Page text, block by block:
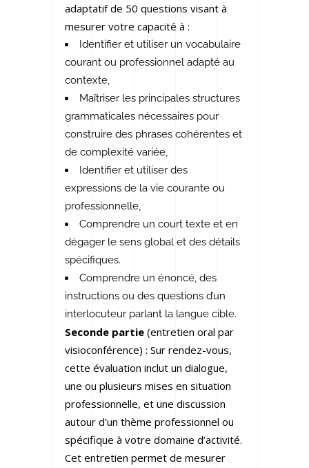
adaptatif de 50 questions visant à
mesurer votre capacité à :
Identifier et utiliser un vocabulaire
courant ou professionnel adapté au
contexte,
Maîtriser les principales structures
grammaticales nécessaires pour
construire des phrases cohérentes et
de complexité variée,
Identifier et utiliser des
expressions de la vie courante ou
professionnelle,
Comprendre un court texte et en
dégager le sens global et des détails
spécifiques.
Comprendre un énoncé, des
instructions ou des questions d’un
interlocuteur parlant la langue cible.
Seconde partie (entretien oral par
visioconférence) : Sur rendez-vous,
cette évaluation inclut un dialogue,
une ou plusieurs mises en situation
professionnelle, et une discussion
autour d’un thème professionnel ou
spécifique à votre domaine d’activité.
Cet entretien permet de mesurer